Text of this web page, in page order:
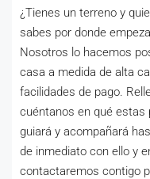
¿Tienes un terreno y
sabes por donde
Nosotros lo hacemos
casa a medida de alta
facilidades de pago.
cuéntanos en qué estas
guiará y acompañará
de inmediato con ello y
contactaremos contigo